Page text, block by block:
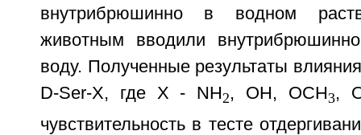
внутрибрюшинно в водном
животным вводили
воду. Полученные результаты
D-Ser-X, где X - NH2, ОН, ОСН3,
чувствительность в тесте